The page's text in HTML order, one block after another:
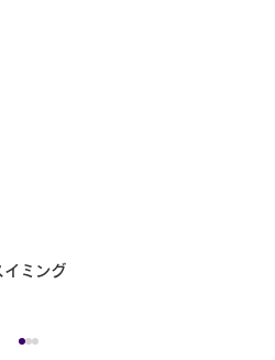
イミング